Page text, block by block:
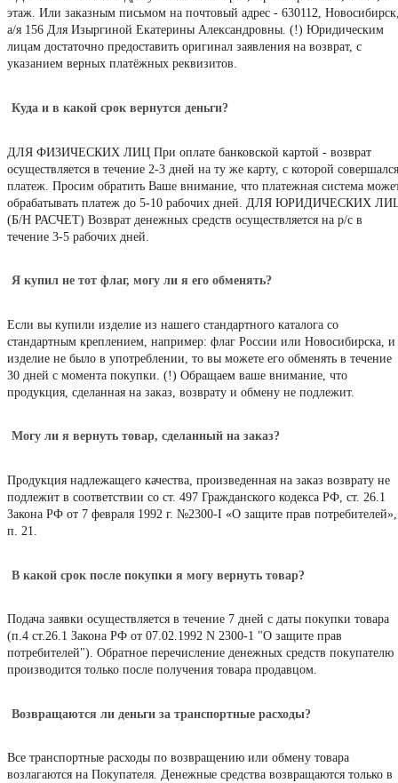
этаж. Или заказным письмом на почтовый адрес - 630112,
а/я 156 Для Изыргиной Екатерины Александровны. (!) Юридическим
лицам достаточно предоставить оригинал заявления на возврат, с
указанием верных платёжных реквизитов.
Куда и в какой срок вернутся деньги?
ДЛЯ ФИЗИЧЕСКИХ ЛИЦ При оплате банковской картой - возврат
осуществляется в течение 2-3 дней на ту же карту, с которой совершался
платеж. Просим обратить Ваше внимание, что платежная система
обрабатывать платеж до 5-10 рабочих дней. ДЛЯ ЮРИДИЧЕСКИХ
(Б/Н РАСЧЕТ) Возврат денежных средств осуществляется на р/с в
течение 3-5 рабочих дней.
Я купил не тот флаг, могу ли я его обменять?
Если вы купили изделие из нашего стандартного каталога со
стандартным креплением, например: флаг России или Новосибирска, и
изделие не было в употреблении, то вы можете его обменять в течение
30 дней с момента покупки. (!) Обращаем ваше внимание, что
продукция, сделанная на заказ, возврату и обмену не подлежит.
Могу ли я вернуть товар, сделанный на заказ?
Продукция надлежащего качества, произведенная на заказ возврату не
подлежит в соответствии со ст. 497 Гражданского кодекса РФ, ст. 26.1
Закона РФ от 7 февраля 1992 г. №2300-I «О защите прав потребителей»,
п. 21.
В какой срок после покупки я могу вернуть товар?
Подача заявки осуществляется в течение 7 дней с даты покупки товара
(п.4 ст.26.1 Закона РФ от 07.02.1992 N 2300-1 "О защите прав
потребителей"). Обратное перечисление денежных средств покупателю
производится только после получения товара продавцом.
Возвращаются ли деньги за транспортные расходы?
Все транспортные расходы по возвращению или обмену товара
возлагаются на Покупателя. Денежные средства возвращаются только в